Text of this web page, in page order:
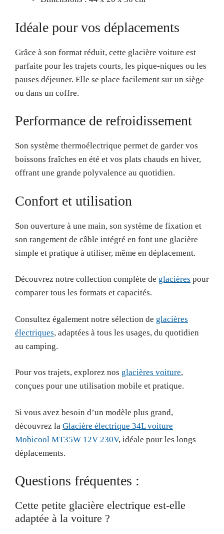
Idéale pour vos déplacements
Grâce à son format réduit, cette glacière voiture est
parfaite pour les trajets courts, les pique-niques ou les
pauses déjeuner. Elle se place facilement sur un siège
ou dans un coffre.
Performance de refroidissement
Son système thermoélectrique permet de garder vos
boissons fraîches en été et vos plats chauds en hiver,
offrant une grande polyvalence au quotidien.
Confort et utilisation
Son ouverture à une main, son système de fixation et
son rangement de câble intégré en font une glacière
simple et pratique à utiliser, même en déplacement.
Découvrez notre collection complète de glacières pour
comparer tous les formats et capacités.
Consultez également notre sélection de glacières
électriques, adaptées à tous les usages, du quotidien
au camping.
Pour vos trajets, explorez nos glacières voiture,
conçues pour une utilisation mobile et pratique.
Si vous avez besoin d’un modèle plus grand,
découvrez la Glacière électrique 34L voiture
Mobicool MT35W 12V 230V, idéale pour les longs
déplacements.
Questions fréquentes :
Cette petite glacière electrique est-elle
adaptée à la voiture ?